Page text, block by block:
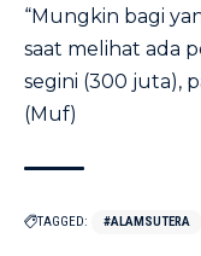
“Mungkin bagi
saat melihat ada
segini (300 juta),
(Muf)
TAGGED: #ALAMSUTERA